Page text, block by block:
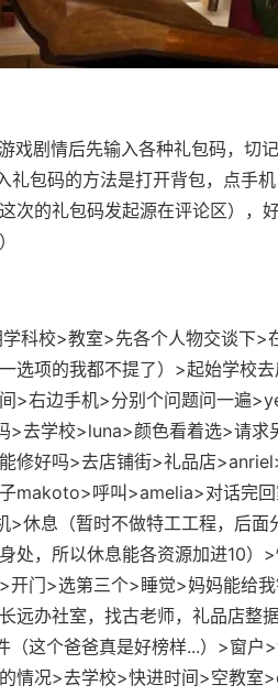
戏剧情后先输入各种礼包码，切
礼包码的方法是打开背包，点手
次的礼包码发起源在评论区），
科校>教室>先各个人物交谈下>
选项的我都不提了）>起始学校
>右边手机>分别个问题问一遍
>去学校>luna>颜色看着选>请
修好吗>去店铺街>礼品店
makoto>呼叫>amelia>对话完
>休息（暂时不做特工工程，后
处，所以休息能各资源加进10
开门>选第三个>睡觉>妈妈能给
远办社室，找古老师，礼品店整
（这个爸爸真是好榜样...）>窗
情况>去学校>快进时间>空教室